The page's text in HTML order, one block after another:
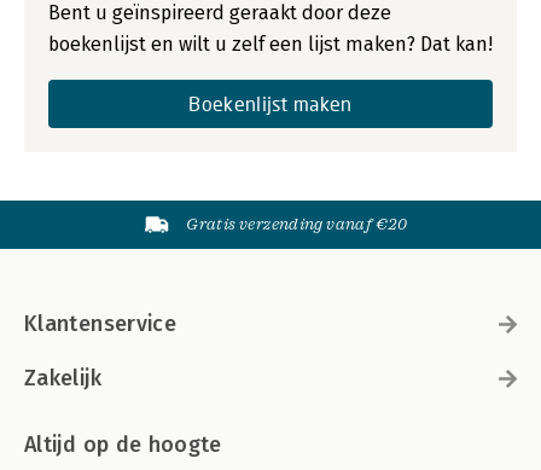
Bent u geïnspireerd geraakt door deze
boekenlijst en wilt u zelf een lijst maken? Dat kan!
Boekenlijst maken
Gratis verzending vanaf €20
Klantenservice
Zakelijk
Altijd op de hoogte